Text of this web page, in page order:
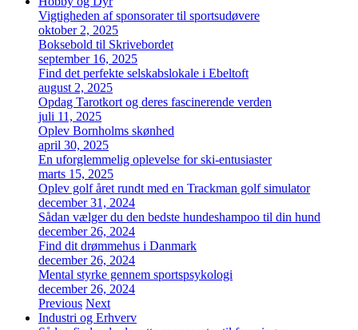
Vigtigheden af sponsorater til sportsudøvere
oktober 2, 2025
Boksebold til Skrivebordet
september 16, 2025
Find det perfekte selskabslokale i Ebeltoft
august 2, 2025
Opdag Tarotkort og deres fascinerende verden
juli 11, 2025
Oplev Bornholms skønhed
april 30, 2025
En uforglemmelig oplevelse for ski-entusiaster
marts 15, 2025
Oplev golf året rundt med en Trackman golf simulator
december 31, 2024
Sådan vælger du den bedste hundeshampoo til din hund
december 26, 2024
Find dit drømmehus i Danmark
december 26, 2024
Mental styrke gennem sportspsykologi
december 26, 2024
Previous Next
Industri og Erhverv